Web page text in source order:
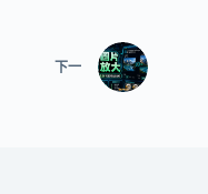
下一